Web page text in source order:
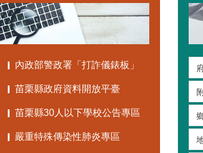
內政部警政署「打詐儀錶板」
苗栗縣政府資料開放平臺
苗栗縣30人以下學校公告專區
嚴重特殊傳染性肺炎專區